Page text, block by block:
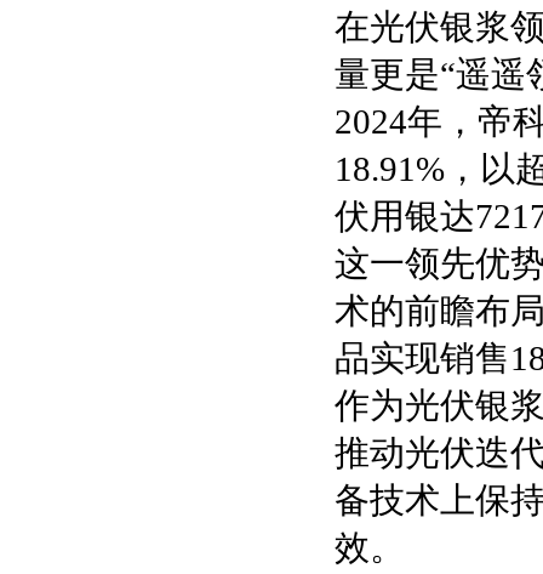
在光伏银浆
量更是“遥遥
2024年，帝
18.91%，以
伏用银达
这一领先优
术的前瞻布
品实现销售
作为光伏银
推动光伏迭
备技术上保
效。